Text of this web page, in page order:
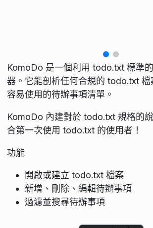
KomoDo 是一個利用 todo.txt 標準
器。它能剖析任何合規的 todo.txt 檔
容易使用的待辦事項清單。
KomoDo 內建對於 todo.txt 規格的
合第一次使用 todo.txt 的使用者！
功能
開啟或建立 todo.txt 檔案
新增、刪除、編輯待辦事項
過濾並搜尋待辦事項